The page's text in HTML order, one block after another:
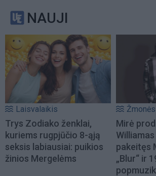
NAUJI
Laisvalaikis
Trys Zodiako ženklai,
kuriems rugpjūčio 8-ąją
seksis labiausiai: puikios
žinios Mergelėms
Žmonės
Mirė
pakeitęs
„Blur“ ir